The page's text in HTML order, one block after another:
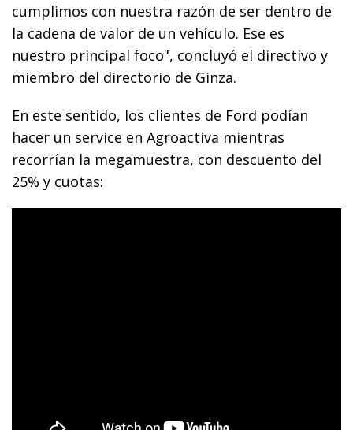
cumplimos con nuestra razón de ser dentro de
la cadena de valor de un vehículo. Ese es
nuestro principal foco", concluyó el directivo y
miembro del directorio de Ginza.
En este sentido, los clientes de Ford podían
hacer un service en Agroactiva mientras
recorrían la megamuestra, con descuento del
25% y cuotas: